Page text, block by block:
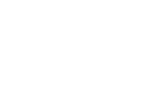
تناسب احتياجات العملاء المتنوعة